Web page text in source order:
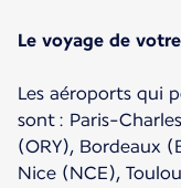
Le voyage de
Les aéroports qui
sont : Paris-
(ORY), Bordeaux
Nice (NCE),